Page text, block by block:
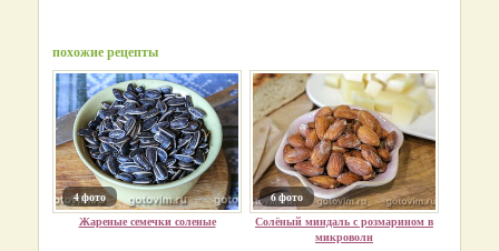
похожие рецепты
4 фото
Жареные семечки соленые
6 фото
Солёный миндаль с розмарином в
микроволн